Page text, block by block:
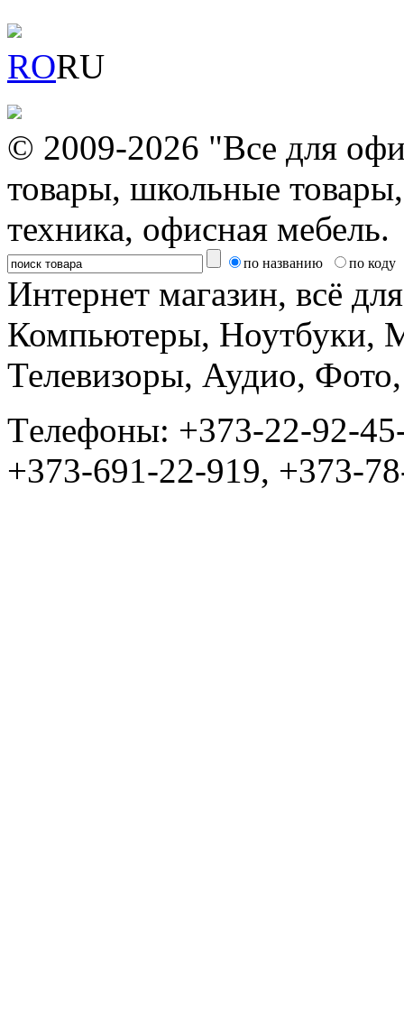
RORU
© 2009-2026 "Все для
товары, школьные
техника, офисная мебель.
по названию по коду
Интернет магазин, всё
Компьютеры, Ноутбуки,
Телевизоры, Аудио,
Tелефоны: +373-22-92-
+373-691-22-919, +373-